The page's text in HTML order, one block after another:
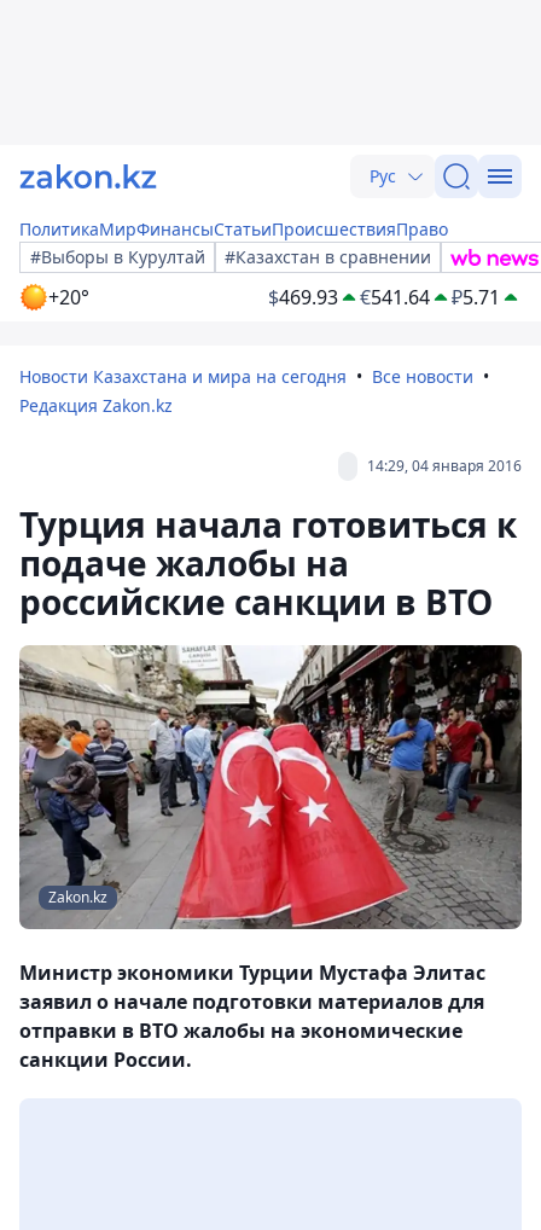
Рус
ПолитикаМирФинансыСтатьиПроисшествияПраво
#Выборы в Курултай
#Казахстан в сравнении
+20° $469.93 €541.64 ₽5.71
Новости Казахстана и мира на сегодня
Все новости
Редакция Zakon.kz
14:29, 04 января 2016
Турция начала готовиться к
подаче жалобы на
российские санкции в ВТО
Zakon.kz
Министр экономики Турции Мустафа Элитас
заявил о начале подготовки материалов для
отправки в ВТО жалобы на экономические
санкции России.